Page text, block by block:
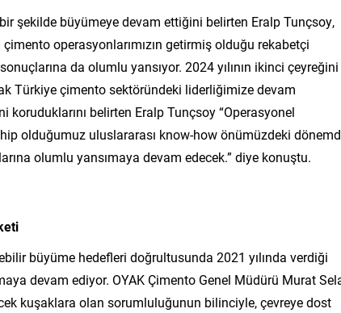
şekilde büyümeye devam ettiğini belirten Eralp Tunçsoy,
operasyonlarımızın getirmiş olduğu rekabetçi
da olumlu yansıyor. 2024 yılının ikinci çeyreğini
Türkiye çimento sektöründeki liderliğimize devam
belirten Eralp Tunçsoy “Operasyonel
olduğumuz uluslararası know-how önümüzdeki
olumlu yansımaya devam edecek.” diye konuştu.
büyüme hedefleri doğrultusunda 2021 yılında verdiği
devam ediyor. OYAK Çimento Genel Müdürü Murat
kuşaklara olan sorumluluğunun bilinciyle, çevreye dost